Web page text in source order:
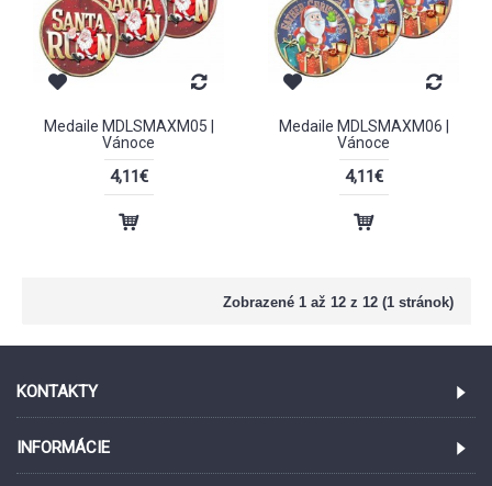
Medaile MDLSMAXM05 |
Vánoce
4,11€
Medaile MDLSMAXM06 |
Vánoce
4,11€
Zobrazené 1 až 12 z 12 (1 stránok)
KONTAKTY
INFORMÁCIE